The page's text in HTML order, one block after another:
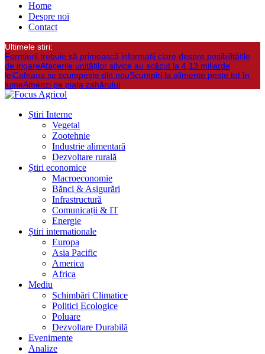
Home
Despre noi
Contact
Ultimele stiri:
Fermierii trebuie să primească informații clare despre posibilitățile
de irigareAfacerile unităților silvice au scăzut la 4,13 miliarde
leiCafeaua se scumpește din nouScumpiri la alimente peste tot în
lumeAmenzi pe piața zahărului
Știri Interne
Vegetal
Zootehnie
Industrie alimentară
Dezvoltare rurală
Știri economice
Macroeconomie
Bănci & Asigurări
Infrastructură
Comunicații & IT
Energie
Știri internationale
Europa
Asia Pacific
America
Africa
Mediu
Schimbări Climatice
Politici Ecologice
Poluare
Dezvoltare Durabilă
Evenimente
Analize